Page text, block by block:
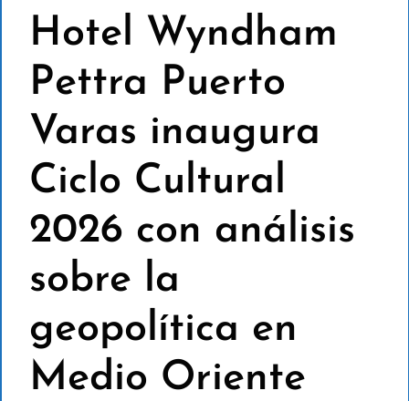
Hotel Wyndham
Pettra Puerto
Varas inaugura
Ciclo Cultural
2026 con análisis
sobre la
geopolítica en
Medio Oriente